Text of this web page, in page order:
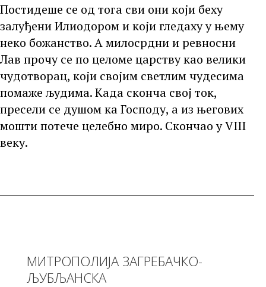
Постидеше се од тога сви они који беху
залуђени Илиодором и који гледаху у њему
неко божанство. А милосрдни и ревносни
Лав прочу се по целоме царству као велики
чудотворац, који својим светлим чудесима
помаже људима. Када сконча свој ток,
пресели се душом ка Господу, а из његових
мошти потече целебно миро. Скончао у VIII
веку.
МИТРОПОЛИЈА ЗАГРЕБАЧКО-
ЉУБЉАНСКА